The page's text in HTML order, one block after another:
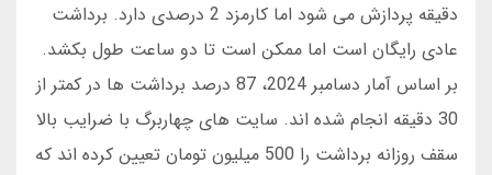
دقیقه پردازش می شود اما کارمزد 2 درصدی دارد. برداشت
عادی رایگان است اما ممکن است تا دو ساعت طول بکشد.
بر اساس آمار دسامبر 2024، 87 درصد برداشت ها در کمتر از
30 دقیقه انجام شده اند. سایت های چهاربرگ با ضرایب بالا
سقف روزانه برداشت را 500 میلیون تومان تعیین کرده اند که